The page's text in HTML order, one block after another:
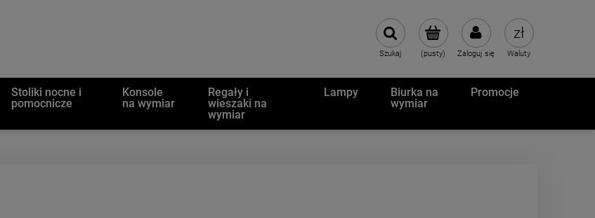
(pusty) Zaloguj się
Szukaj Waluty
Stoliki nocne i
pomocnicze
Konsole
na wymiar
Regały i
wieszaki na
wymiar
Lampy
Biurka na
wymiar
Promocje